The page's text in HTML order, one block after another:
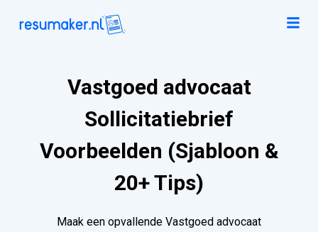
Vastgoed advocaat
Sollicitatiebrief
Voorbeelden (Sjabloon &
20+ Tips)
Maak een opvallende Vastgoed advocaat